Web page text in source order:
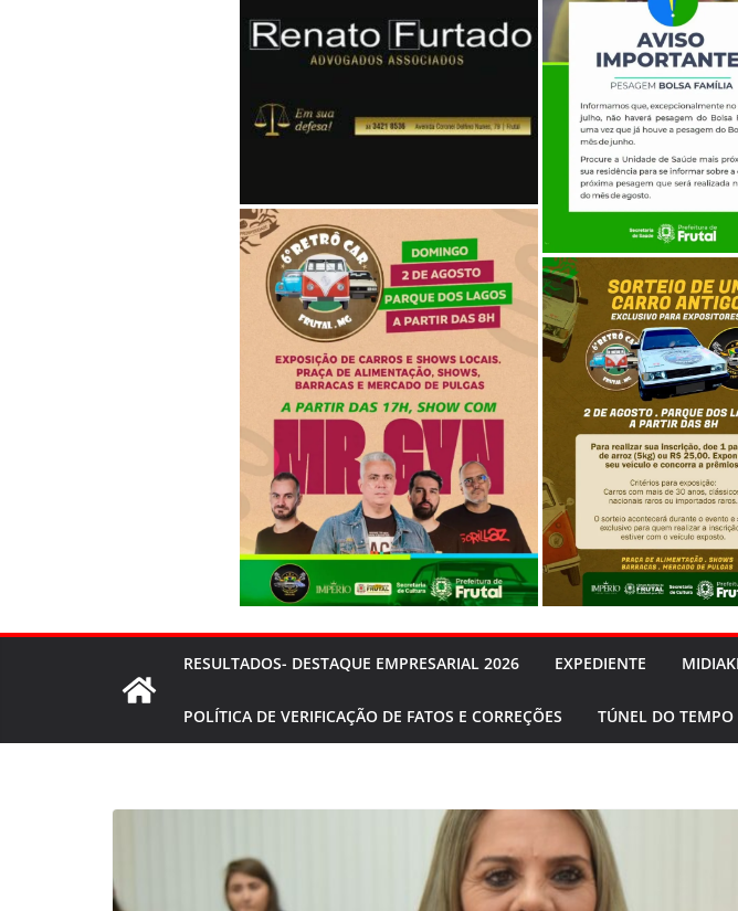
RESULTADOS- DESTAQUE EMPRESARIAL 2026 EXPEDIENTE
POLÍTICA DE VERIFICAÇÃO DE FATOS E CORREÇÕES TÚNEL DO TEMPO